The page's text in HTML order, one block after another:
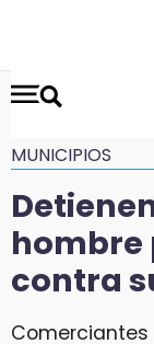
MUNICIPIOS
hombre
contra
Comerciantes